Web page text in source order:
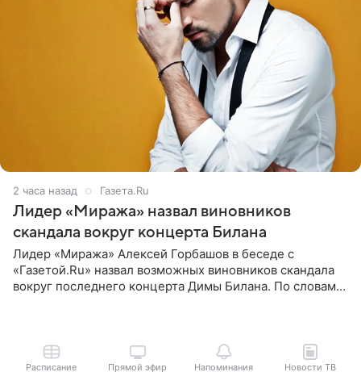
2 часа назад Газета.Ru
Лидер «Миража» назвал виновников
скандала вокруг концерта Билана
Лидер «Миража» Алексей Горбашов в беседе с
«Газетой.Ru» назвал возможных виновников скандала
вокруг последнего концерта Димы Билана. По словам
Расписание Прямой эфир Напоминания Новости ТВ